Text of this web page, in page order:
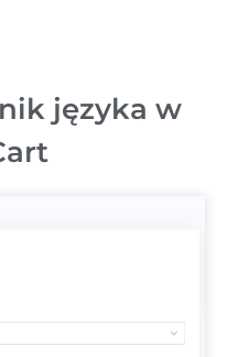
języka w